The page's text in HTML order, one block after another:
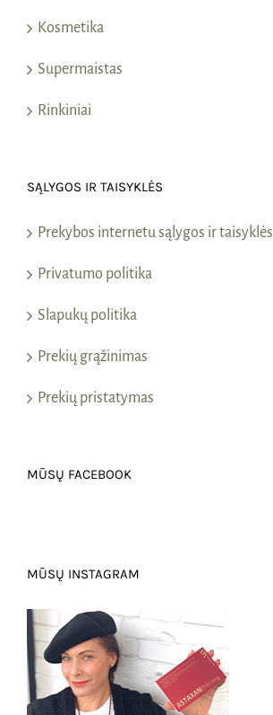
Kosmetika
Supermaistas
Rinkiniai
SĄLYGOS IR TAISYKLĖS
Prekybos internetu sąlygos ir taisyklės
Privatumo politika
Slapukų politika
Prekių grąžinimas
Prekių pristatymas
MŪSŲ FACEBOOK
MŪSŲ INSTAGRAM